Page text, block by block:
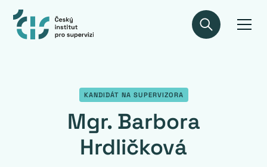
KANDIDÁT NA SUPERVIZORA
Mgr. Barbora
Hrdličková